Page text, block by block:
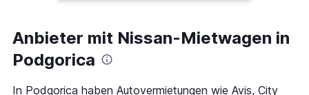
Anbieter mit Nissan-Mietwagen in
Podgorica
In Podgorica haben Autovermietungen wie Avis, City